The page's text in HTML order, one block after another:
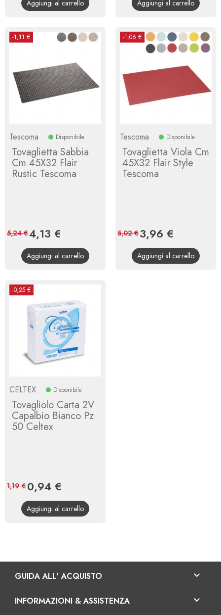
Aggiungi al carrello Aggiungi al carrello
-1,11 €
Tescoma Disponibile
Tovaglietta Sabbia
Cm 45X32 Flair
Rustic Tescoma
Prezzo
4,13 €
base
5,24 €
Aggiungi al carrello
-1,06 €
Tescoma Disponibile
Tovaglietta Viola Cm
45X32 Flair Style
Tescoma
Prezzo
3,96 €
base
5,02 €
Aggiungi al carrello
-0,25 €
CELTEX Disponibile
Tovagliolo Carta 2V
Capalbio Bianco Pz
50 Celtex
Prezzo
0,94 €
base
1,19 €
Aggiungi al carrello
GUIDA ALL' ACQUISTO 
INFORMAZIONI & ASSISTENZA 